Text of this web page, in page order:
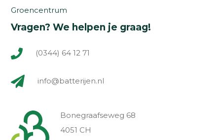
Groencentrum
Vragen? We helpen je graag!
(0344) 64 12 71
info@batterijen.nl
Bonegraafseweg 68
4051 CH